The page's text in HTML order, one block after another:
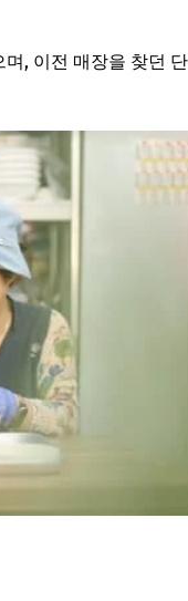
, 이전 매장을 찾던